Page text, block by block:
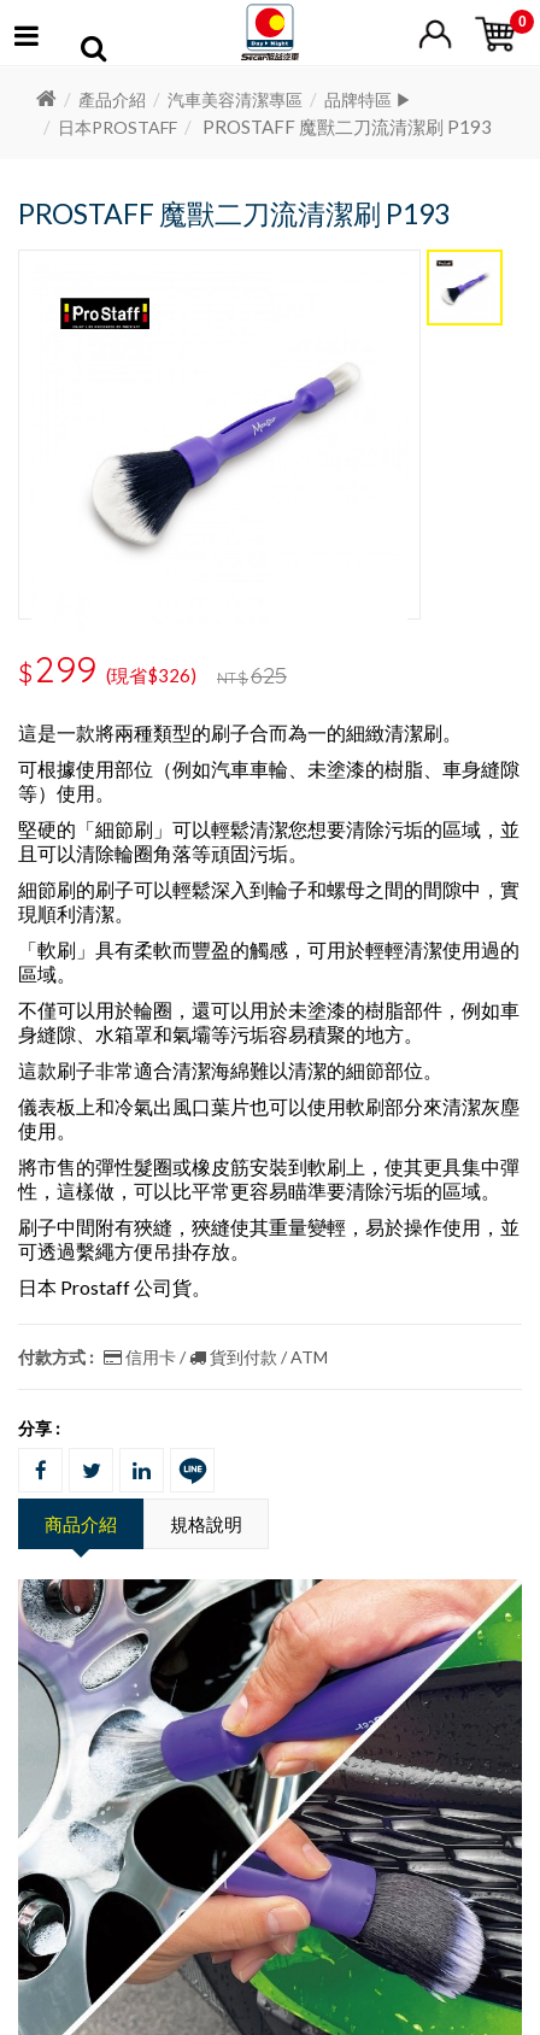
0
產品介紹 汽車美容清潔專區
品牌特區 ▶
日本PROSTAFF
PROSTAFF 魔獸二刀流清潔刷 P193
PROSTAFF 魔獸二刀流清潔刷 P193
$299 (現省$326) NT$625
這是一款將兩種類型的刷子合而為一的細緻清潔刷。
可根據使用部位（例如汽車車輪、未塗漆的樹脂、車身縫隙
等）使用。
堅硬的「細節刷」可以輕鬆清潔您想要清除污垢的區域，並
且可以清除輪圈角落等頑固污垢。
細節刷的刷子可以輕鬆深入到輪子和螺母之間的間隙中，實
現順利清潔。
「軟刷」具有柔軟而豐盈的觸感，可用於輕輕清潔使用過的
區域。
不僅可以用於輪圈，還可以用於未塗漆的樹脂部件，例如車
身縫隙、水箱罩和氣壩等污垢容易積聚的地方。
這款刷子非常適合清潔海綿難以清潔的細節部位。
儀表板上和冷氣出風口葉片也可以使用軟刷部分來清潔灰塵
使用。
將市售的彈性髮圈或橡皮筋安裝到軟刷上，使其更具集中彈
性，這樣做，可以比平常更容易瞄準要清除污垢的區域。
刷子中間附有狹縫，狹縫使其重量變輕，易於操作使用，並
可透過繫繩方便吊掛存放。
日本 Prostaff 公司貨。
付款方式 : 信用卡 / 貨到付款 / ATM
分享 :
商品介紹 規格說明